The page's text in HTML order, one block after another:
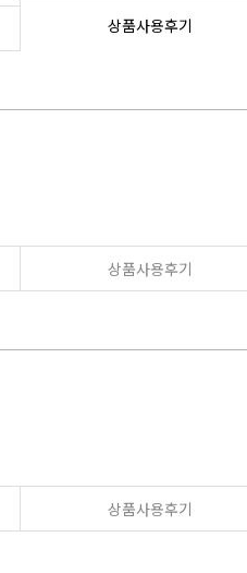
상품사용후기
상품사용후기
상품사용후기